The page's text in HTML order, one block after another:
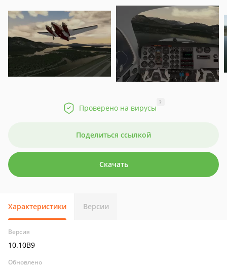
Проверено на вирусы
?
Поделиться ссылкой
Скачать
Характеристики Версии
Версия
10.10B9
Обновлено